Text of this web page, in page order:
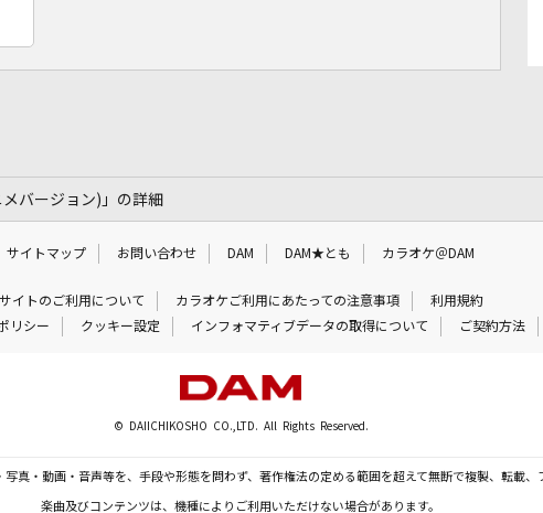
メバージョン)」の詳細
サイトマップ お問い合わせ DAM DAM★とも カラオケ＠DAM
サイトのご利用について カラオケご利用にあたっての注意事項
利用規約
リシー クッキー設定 インフォマティブデータの取得について ご契約方法
© DAIICHIKOSHO CO.,LTD. All Rights Reserved.
真・動画・音声等を、手段や形態を問わず、著作権法の定める範囲を超えて無断で複製、転載、
楽曲及びコンテンツは、機種によりご利用いただけない場合があります。